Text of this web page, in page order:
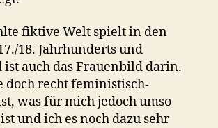
fiktive Welt spielt in den
18. Jahrhunderts und
ist auch das Frauenbild darin.
doch recht feministisch-
was für mich jedoch umso
und ich es noch dazu sehr